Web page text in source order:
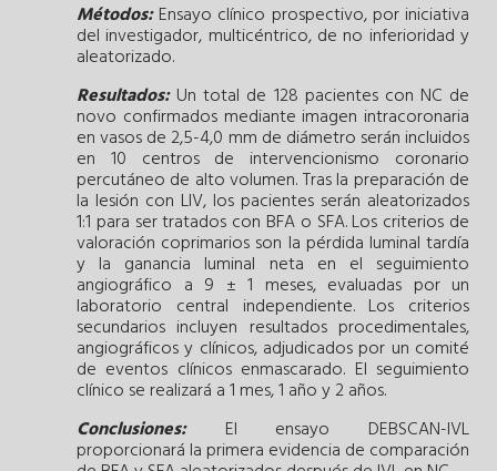
Métodos:Ensayo clínico prospectivo, por iniciativa
del investigador, multicéntrico, de no inferioridad y
aleatorizado.
Resultados:Un total de 128 pacientes con NC de
novo confirmados mediante imagen intracoronaria
en vasos de 2,5-4,0 mm de diámetro serán incluidos
en 10 centros de intervencionismo coronario
percutáneo de alto volumen. Tras la preparación de
la lesión con LIV, los pacientes serán aleatorizados
1:1 para ser tratados con BFA o SFA. Los criterios de
valoración coprimarios son la pérdida luminal tardía
y la ganancia luminal neta en el seguimiento
angiográfico a 9 ± 1 meses, evaluadas por un
laboratorio central independiente. Los criterios
secundarios incluyen resultados procedimentales,
angiográficos y clínicos, adjudicados por un comité
de eventos clínicos enmascarado. El seguimiento
clínico se realizará a 1 mes, 1 año y 2 años.
Conclusiones:El ensayo DEBSCAN-IVL
proporcionará la primera evidencia de comparación